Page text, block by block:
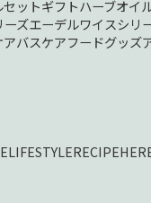
ットギフトハーブオイ
ーズエーデルワイスシリ
アバスケアフードグッズ
LIFESTYLERECIPE